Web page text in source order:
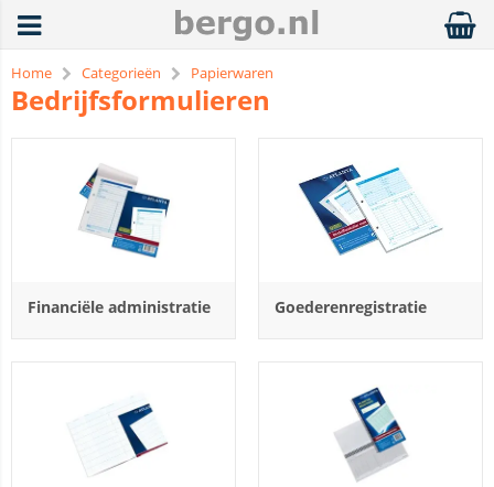
Home Categorieën Papierwaren
Bedrijfsformulieren
Financiële administratie Goederenregistratie